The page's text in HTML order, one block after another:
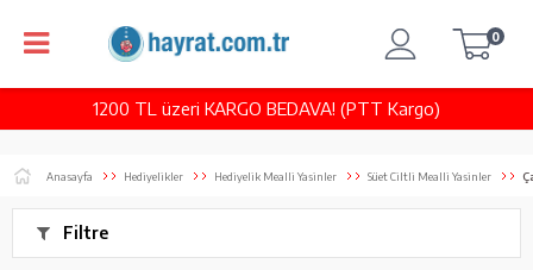
1200 TL üzeri KARGO BEDAVA! (PTT Kargo)
0
Anasayfa Hediyelikler Hediyelik Mealli Yasinler Süet Ciltli Mealli Yasinler
Filtre